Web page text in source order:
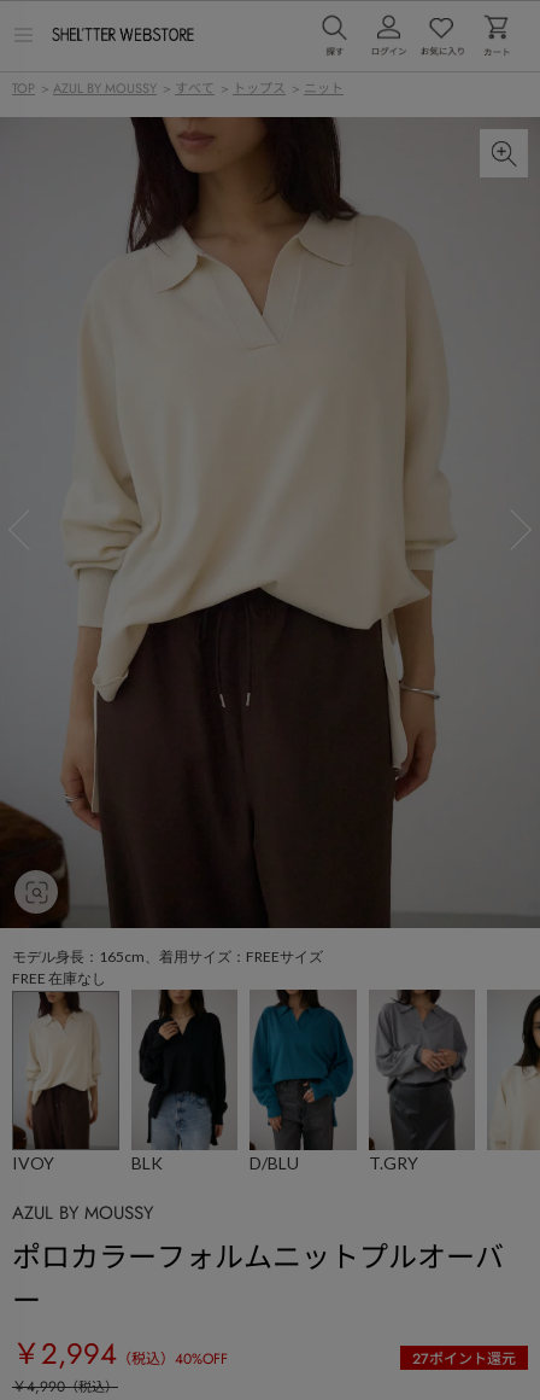
ー
を
TOP > AZUL BY MOUSSY > すべて > トップス > ニット
モデル身長：165cm、着用サイズ：FREEサイズ
FREE 在庫なし
IVOY BLK D/BLU T.GRY
AZUL BY MOUSSY
ポロカラーフォルムニットプルオーバ
ー
￥2,994 （税込） 40%OFF 27ポイント還元
￥4,990（税込）